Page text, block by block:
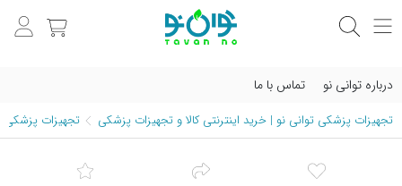
درباره توانی نو تماس با ما
تجهیزات پزشکی توانی نو | خرید اینترنتی کالا و تجهیزات پزشکی تجهیزات پزشکی